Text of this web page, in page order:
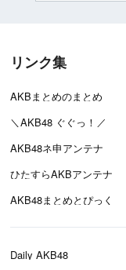
リンク集
AKBまとめのまとめ
＼AKB48 ぐぐっ！／
AKB48ネ申アンテナ
ひたすらAKBアンテナ
AKB48まとめとぴっく
Daily AKB48